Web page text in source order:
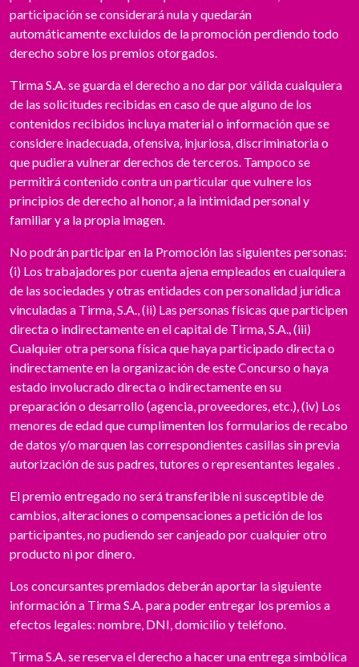
participación se considerará nula y quedarán
automáticamente excluidos de la promoción perdiendo todo
derecho sobre los premios otorgados.
Tirma S.A. se guarda el derecho a no dar por válida cualquiera
de las solicitudes recibidas en caso de que alguno de los
contenidos recibidos incluya material o información que se
considere inadecuada, ofensiva, injuriosa, discriminatoria o
que pudiera vulnerar derechos de terceros. Tampoco se
permitirá contenido contra un particular que vulnere los
principios de derecho al honor, a la intimidad personal y
familiar y a la propia imagen.
No podrán participar en la Promoción las siguientes personas:
(i) Los trabajadores por cuenta ajena empleados en cualquiera
de las sociedades y otras entidades con personalidad jurídica
vinculadas a Tirma, S.A., (ii) Las personas físicas que participen
directa o indirectamente en el capital de Tirma, S.A., (iii)
Cualquier otra persona física que haya participado directa o
indirectamente en la organización de este Concurso o haya
estado involucrado directa o indirectamente en su
preparación o desarrollo (agencia, proveedores, etc.), (iv) Los
menores de edad que cumplimenten los formularios de recabo
de datos y/o marquen las correspondientes casillas sin previa
autorización de sus padres, tutores o representantes legales .
El premio entregado no será transferible ni susceptible de
cambios, alteraciones o compensaciones a petición de los
participantes, no pudiendo ser canjeado por cualquier otro
producto ni por dinero.
Los concursantes premiados deberán aportar la siguiente
información a Tirma S.A. para poder entregar los premios a
efectos legales: nombre, DNI, domicilio y teléfono.
Tirma S.A. se reserva el derecho a hacer una entrega simbólica